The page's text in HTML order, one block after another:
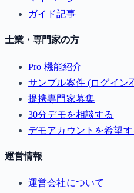
ガイド記事
士業・専門家の方
Pro 機能紹介
サンプル案件 (ログイン
提携専門家募集
30分デモを相談する
デモアカウントを希望す
運営情報
運営会社について